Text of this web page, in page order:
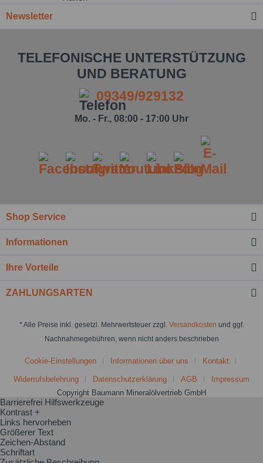
Newsletter
TELEFONISCHE UNTERSTÜTZUNG
UND BERATUNG
09349/929132
Mo. - Fr., 08:00 - 17:00 Uhr
Shop Service
Informationen
Ihre Vorteile
ZAHLUNGSARTEN
* Alle Preise inkl. gesetzl. Mehrwertsteuer zzgl. Versandkosten und ggf.
Nachnahmegebühren, wenn nicht anders beschrieben
Cookie-Einstellungen Informationen über uns Kontakt
Widerrufsbelehrung Datenschutzerklärung AGB
Impressum
Copyright Baumann Mineralölvertrieb GmbH
Barrierefrei Hilfswerkzeuge
Kontrast +
Links hervorheben
Größerer Text
Zeichen-Abstand
Schriftart